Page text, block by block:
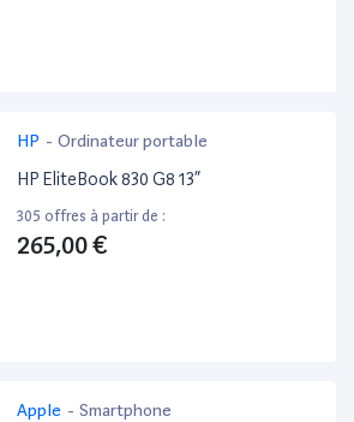
HP - Ordinateur portable
HP EliteBook 830 G8 13”
305 offres à partir de :
265,00 €
Apple - Smartphone